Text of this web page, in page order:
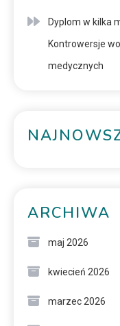
Dyplom w kilka
Kontrowersje
medycznych
ARCHIWA
maj 2026
kwiecień 2026
marzec 2026